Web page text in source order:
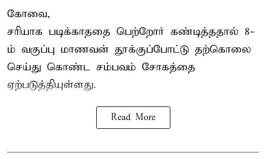
கோவை,
சரியாக படிக்காததை பெற்றோர் கண்டித்ததால் 8-
ம் வகுப்பு மாணவன் தூக்குப்போட்டு தற்கொலை
செய்து கொண்ட சம்பவம் சோகத்தை
ஏற்படுத்தியுள்ளது.
Read More